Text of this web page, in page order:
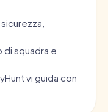
di squadra e
vi guida con